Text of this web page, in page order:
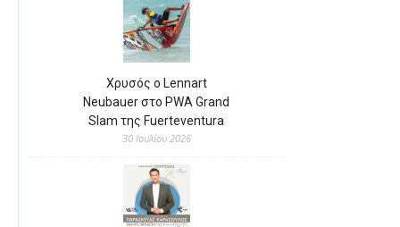
Χρυσός ο Lennart
Neubauer στο PWA Grand
Slam της Fuerteventura
30 Ιουλίου 2026